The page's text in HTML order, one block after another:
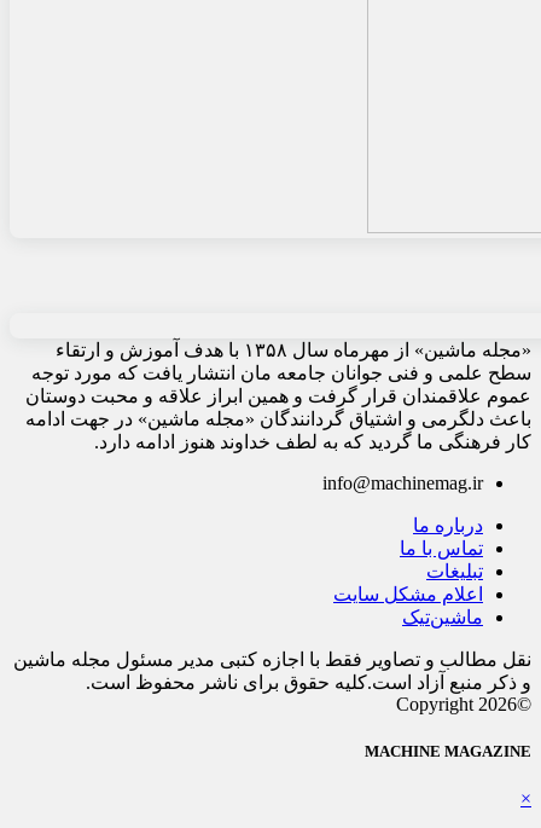
«مجله ماشین» از مهرماه سال ۱۳۵۸ با هدف آموزش و ارتقاء
سطح علمی و فنی جوانان جامعه مان انتشار یافت که مورد توجه
عموم علاقمندان قرار گرفت و همین ابراز علاقه و محبت دوستان
باعث دلگرمی و اشتیاق گردانندگان «مجله ماشین» در جهت ادامه
کار فرهنگی ما گردید که به لطف خداوند هنوز ادامه دارد.
info@machinemag.ir
درباره ما
تماس با ما
تبلیغات
اعلام مشکل سایت
ماشین‌تیک
نقل مطالب و تصاویر فقط با اجازه کتبی مدیر مسئول مجله ماشین
و ذکر منبع آزاد است.کلیه حقوق برای ناشر محفوظ است.
©Copyright 2026
MACHINE MAGAZINE
×